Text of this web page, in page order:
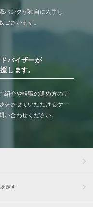
バンクが独自に入手し
ございます。
バイザーが
します。
紹介や転職の進め方のア
をさせていただけるケー
い合わせください。
を探す